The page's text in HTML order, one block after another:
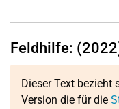
Feldhilfe:
Dieser Text bezieht
Version die für die